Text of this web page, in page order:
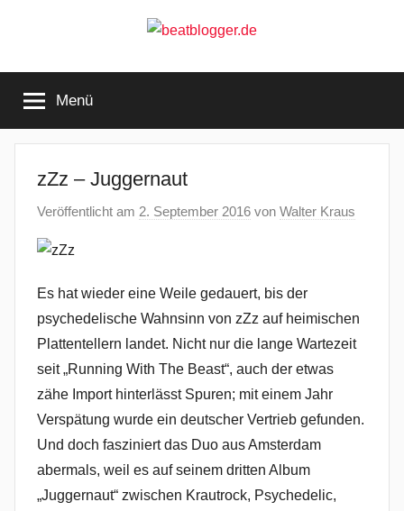
beatblogger.de
the
beat
goes
Menü
zZz – Juggernaut
Veröffentlicht am 2. September 2016 von Walter Kraus
Es hat wieder eine Weile gedauert, bis der
psychedelische Wahnsinn von zZz auf heimischen
Plattentellern landet. Nicht nur die lange Wartezeit
seit „Running With The Beast“, auch der etwas
zähe Import hinterlässt Spuren; mit einem Jahr
Verspätung wurde ein deutscher Vertrieb gefunden.
Und doch fasziniert das Duo aus Amsterdam
abermals, weil es auf seinem dritten Album
„Juggernaut“ zwischen Krautrock, Psychedelic,